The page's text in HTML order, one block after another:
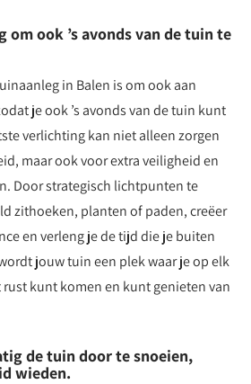
om ook ’s avonds van de tuin te
in Balen is om ook aan
je ook ’s avonds van de tuin kunt
verlichting kan niet alleen zorgen
maar ook voor extra veiligheid en
Door strategisch lichtpunten te
zithoeken, planten of paden, creëer
en verleng je de tijd die je buiten
jouw tuin een plek waar je op elk
kunt komen en kunt genieten van
de tuin door te snoeien,
wieden.